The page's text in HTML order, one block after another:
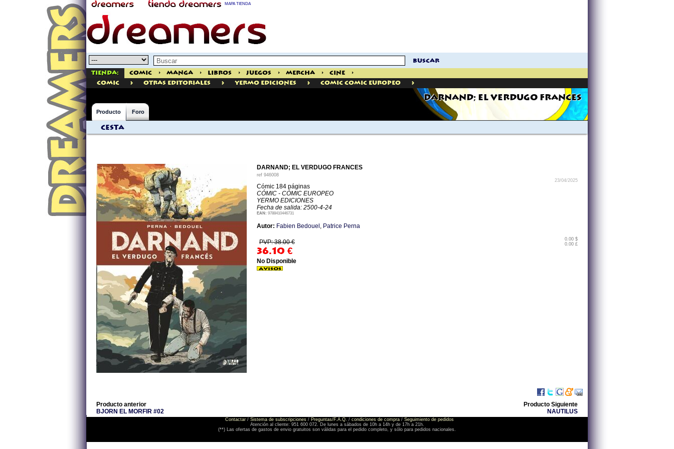
MAPA TIENDA
buscar
Tienda: Comic > Manga > Libros > Juegos > Mercha > Cine
>
comic
> Otras Editoriales > Yermo Ediciones > Comic Comic Europeo >
DARNAND; EL VERDUGO FRANCES
Producto Foro
Cesta
DARNAND; EL VERDUGO FRANCES
ref 946008
23/04/2025
Cómic 184 páginas
CÓMIC - CÓMIC EUROPEO
YERMO EDICIONES
Fecha de salida: 2500-4-24
EAN: 9788410446731
Autor: Fabien Bedouel , Patrice Perna
PVP: 38.00 €
36.10 €
0.00 $
0.00 £
No Disponible
Producto anterior
BJORN EL MORFIR #02
Producto Siguiente
NAUTILUS
Contactar / Sistema de subscripciones / Preguntas/F.A.Q. / condiciones de compra / Seguimiento de pedidos
Atención al cliente: 951 600 072. De lunes a sábados de 10h a 14h y de 17h a 21h.
(**) Las ofertas de gastos de envio gratuitos son válidas para el pedido completo, y sólo para pedidos nacionales.